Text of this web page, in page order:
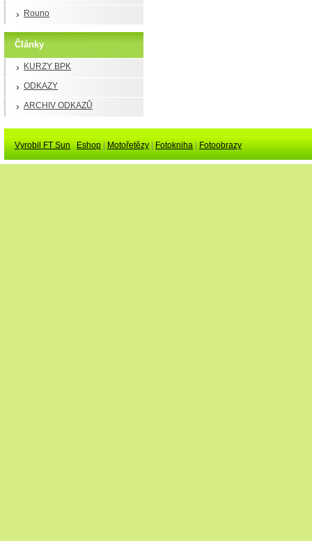
Rouno
Články
KURZY BPK
ODKAZY
ARCHIV ODKAZŮ
Vyrobil FT Sun Eshop Motořetězy Fotokniha Fotoobrazy